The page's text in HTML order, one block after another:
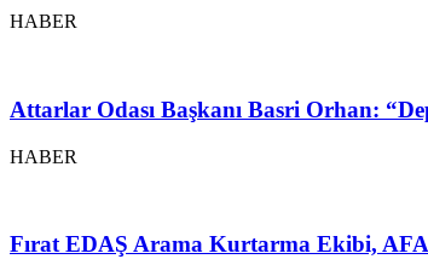
HABER
Attarlar Odası Başkanı Basri Orhan:
HABER
Fırat EDAŞ Arama Kurtarma Ekibi,